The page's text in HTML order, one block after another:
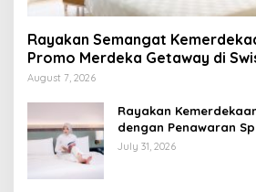
Rayakan Semangat
Promo Merdeka Getaway di
Lampung
August 7, 2026
Rayakan
dengan Penawaran
Relax di Holiday Inn
July 31, 2026